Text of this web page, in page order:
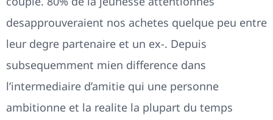
desapprouveraient nos achetes quelque peu entre
leur degre partenaire et un ex-. Depuis
subsequemment mien difference dans
l’intermediaire d’amitie qui une personne
ambitionne et la realite la plupart du temps